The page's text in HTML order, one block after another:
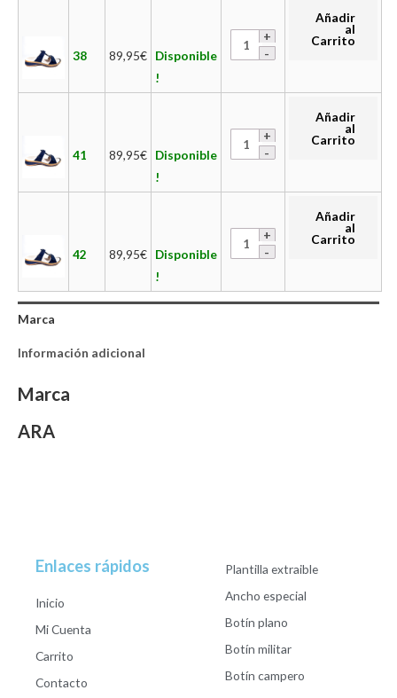
38 89,95€ Disponible
!
Añadir
al
Carrito
41 89,95€ Disponible
!
Añadir
al
Carrito
42 89,95€ Disponible
!
Añadir
al
Carrito
Marca
Información adicional
Marca
ARA
Enlaces rápidos
Inicio
Mi Cuenta
Carrito
Contacto
Plantilla extraible
Ancho especial
Botín plano
Botín militar
Botín campero